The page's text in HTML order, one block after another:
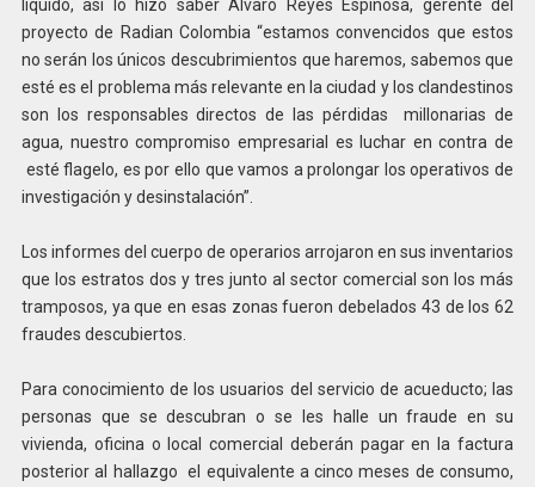
líquido, así lo hizo saber Álvaro Reyes Espinosa, gerente del
proyecto de Radian Colombia “estamos convencidos que estos
no serán los únicos descubrimientos que haremos, sabemos que
esté es el problema más relevante en la ciudad y los clandestinos
son los responsables directos de las pérdidas millonarias de
agua, nuestro compromiso empresarial es luchar en contra de
esté flagelo, es por ello que vamos a prolongar los operativos de
investigación y desinstalación”.
Los informes del cuerpo de operarios arrojaron en sus inventarios
que los estratos dos y tres junto al sector comercial son los más
tramposos, ya que en esas zonas fueron debelados 43 de los 62
fraudes descubiertos.
Para conocimiento de los usuarios del servicio de acueducto; las
personas que se descubran o se les halle un fraude en su
vivienda, oficina o local comercial deberán pagar en la factura
posterior al hallazgo el equivalente a cinco meses de consumo,